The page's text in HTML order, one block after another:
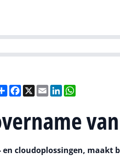
DeelFacebook
X EmailLinkedIn
cloudoplossingen, maakt